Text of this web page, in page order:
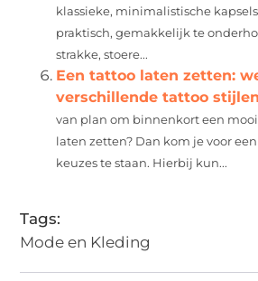
klassieke, minimalistische
praktisch, gemakkelijk te
strakke, stoere...
Een tattoo laten zetten:
verschillende tattoo
van plan om binnenkort een
laten zetten? Dan kom je voor
keuzes te staan. Hierbij kun...
Tags:
Mode en Kleding